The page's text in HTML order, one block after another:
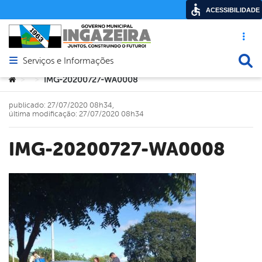
Acesso
Abrir menu principal de navegação
Serviços e Informações
Você está aqui:
> > IMG-20200727-WA0008
IMG-20200727-WA0008
publicado: 27/07/2020 08h34,
última modificação: 27/07/2020 08h34
ACESSIBILIDADE